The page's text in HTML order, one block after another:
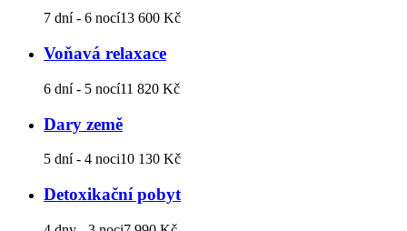
7 dní - 6 nocí13 600 Kč
Voňavá relaxace
6 dní - 5 nocí11 820 Kč
Dary země
5 dní - 4 noci10 130 Kč
Detoxikační pobyt